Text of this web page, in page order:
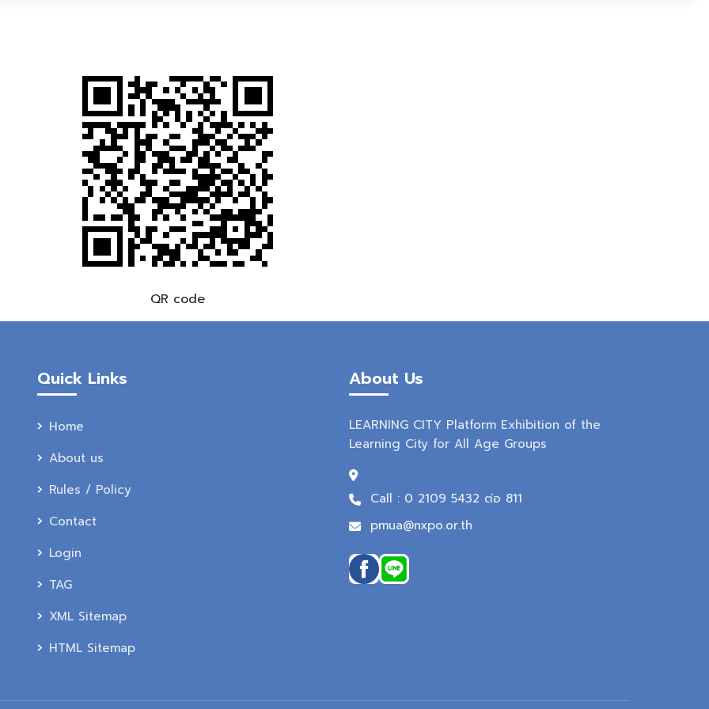
QR code
Quick Links
Home
About us
Rules / Policy
Contact
Login
TAG
XML Sitemap
HTML Sitemap
About Us
LEARNING CITY Platform Exhibition of the
Learning City for All Age Groups
Call : 0 2109 5432 ต่อ 811
pmua@nxpo.or.th